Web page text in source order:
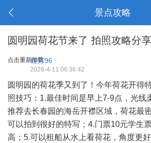
景点攻略
圆明园荷花节来了 拍照攻略分享
点击重新加载
程芳96
2026-4-11 06:36:42
圆明园的荷花季又到了！今年荷花开得
照技巧：1.最佳时间是早上7-9点，光线
推荐去长春园的海岳开襟区域，荷花最
可以拍到很好的特写；4.门票10元学生
高；5.可以租船从水上看荷花，角度更